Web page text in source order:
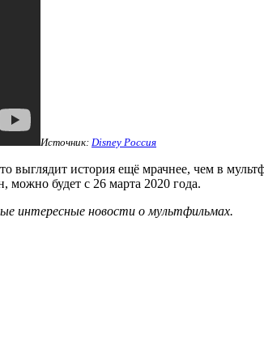
Источник: Disney Россия
история ещё мрачнее, чем в
можно будет с 26 марта 2020 года.
интересные новости о мультфильмах.